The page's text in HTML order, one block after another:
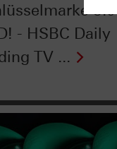
- HSBC Daily
TV ...